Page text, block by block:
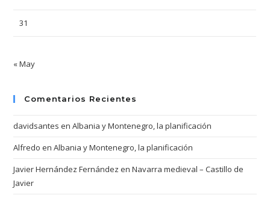
31
« May
Comentarios Recientes
davidsantes enAlbania y Montenegro, la planificación
Alfredo enAlbania y Montenegro, la planificación
Javier Hernández Fernández enNavarra medieval – Castillo de
Javier